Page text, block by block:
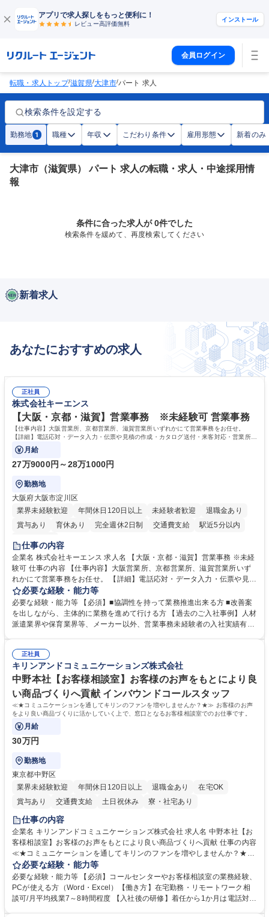
アプリで求人探しをもっと便利に！
レビュー高評価無料
インストール
会員ログイン
転職・求人トップ/滋賀県/大津市/パート 求人
検索条件を設定する
勤務地 1 職種 年収 こだわり条件 雇用形態 新着のみ
大津市（滋賀県） パート 求人の転職・求人・中途採用情
報
条件に合った求人が 0件でした
検索条件を緩めて、再度検索してください
新着求人
あなたにおすすめの求人
正社員
株式会社キーエンス
【大阪・京都・滋賀】営業事務 ※未経験可 営業事務
【仕事内容】大阪営業所、京都営業所、滋賀営業所いずれかにて営業事務をお任せ。
【詳細】電話応対・データ入力・伝票や見積の作成・カタログ送付・来客対応・営業所内
で発生する事務業務や業務改善をお任せ。
月給
27万9000円～28万1000円
勤務地
大阪府大阪市淀川区
業界未経験歓迎
年間休日120日以上 未経験者歓迎
退職金あり
賞与あり
育休あり 完全週休2日制 交通費支給
駅近5分以内
土日祝休み
仕事の内容
企業名 株式会社キーエンス 求人名 【大阪・京都・滋賀】営業事務 ※未経
験可 仕事の内容 【仕事内容】大阪営業所、京都営業所、滋賀営業所いず
れかにて営業事務をお任せ。 【詳細】電話応対・データ入力・伝票や見積
の作成・カタログ送付・来客対応・営業所内で発生する事務業務や業務改
善をお任せ。 【教育制度】ご入社後、育成担当とペアになりながらOJTに
て業務を覚えていただくことが可能です。業務システムがきちんと構築さ
れているため、スムーズに仕事に慣れることができる環境です。また、
募集職種 【大阪・京都・滋賀】営業事務 ※未経験可
必要な経験・能力等
必要な経験・能力等 【必須】■協調性を持って業務推進出来る方 ■改善案
を出しながら、主体的に業務を進めて行ける方 【過去のご入社事例】人材
派遣業界や保育業界等、メーカー以外、営業事務未経験者の入社実績有
えて、お客様や社員の状況に合わせ、能動的なサポート、改善の動きも期
待され。組織を支えるスペシャリストとして、チームに貢献し、結果的に
社員から頼られる存在になることができます。平均19:30の退勤以降の業
務の持ち帰りも禁止されており、メリハリのある働き方となります。 学
歴・資格 学歴：大学院 大学 高専 短大 語学力： 資格：
正社員
キリンアンドコミュニケーションズ株式会社
中野本社【お客様相談室】お客様のお声をもとにより良
い商品づくりへ貢献 インバウンドコールスタッフ
≪★コミュニケーションを通してキリンのファンを増やしませんか？★≫ お客様のお声
をより良い商品づくりに活かしていく上で、窓口となるお客様相談室でのお仕事です。
月給
30万円
勤務地
東京都中野区
業界未経験歓迎
年間休日120日以上 退職金あり
在宅OK
賞与あり
交通費支給 土日祝休み 寮・社宅あり
仕事の内容
企業名 キリンアンドコミュニケーションズ株式会社 求人名 中野本社【お
客様相談室】お客様のお声をもとにより良い商品づくりへ貢献 仕事の内容
≪★コミュニケーションを通してキリンのファンを増やしませんか？★≫
お客様のお声をより良い商品づくりに活かしていく上で、窓口となるお客
様相談室でのお仕事です。 日々お客様からいただくキリングループへのご
意見を、企業活動に活かしています。お客様からの声に迅速かつ誠意をも
って対応、情報提供するとともにグループ内活動に反映しています。 【具
必要な経験・能力等
必要な経験・能力等 【必須】コールセンターやお客様相談室の業務経験、
PCが使える方（Word・Excel）【働き方】在宅勤務・リモートワーク相
談可/月平均残業7～8時間程度 【入社後の研修】着任から1か月は電話対応